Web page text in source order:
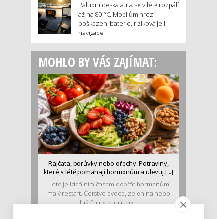
Palubní deska auta se v létě rozpálí
až na 80 °C. Mobilům hrozí
poškození baterie, riziková je i
navigace
MOHLO BY VÁS ZAJÍMAT:
Rajčata, borůvky nebo ořechy. Potraviny,
které v létě pomáhají hormonům a ulevuj [...]
Léto je ideálním časem dopřát hormonům
malý restart. Čerstvé ovoce, zelenina nebo
luštěniny jsou práv...